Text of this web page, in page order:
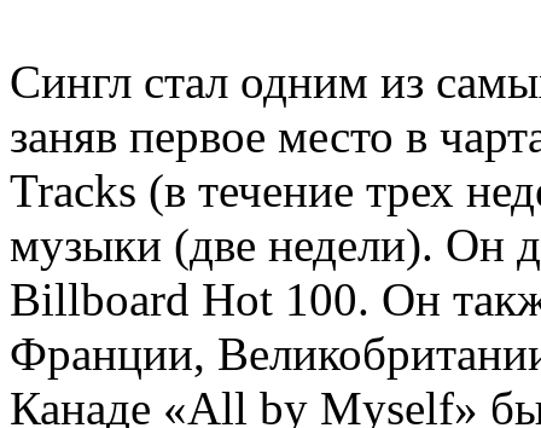
Сингл стал одним из
заняв первое место в
Tracks (в течение трех
музыки (две недели). Он
Billboard Hot 100. Он
Франции,
Канаде «All by Myself»